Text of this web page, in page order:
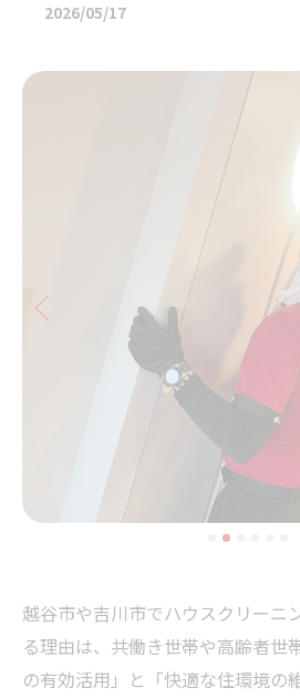
2026/05/17
越谷市や吉川市でハウスクリーニ
る理由は、共働き世帯や高齢者世
の有効活用」と「快適な住環境の